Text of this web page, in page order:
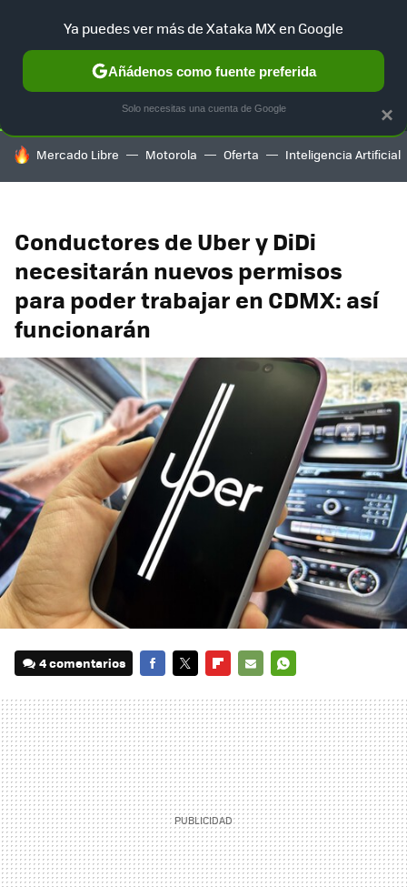
SELECCIÓN GAMING HOME AUTO TERRITORIO
HOY SE HABLA DE
Mercado Libre Motorola Oferta Inteligencia Artificial
Conductores de Uber y DiDi
necesitarán nuevos permisos
para poder trabajar en CDMX: así
funcionarán
4 comentarios
MAIL
×
Ya puedes ver más de Xataka MX en Google
Añádenos como fuente preferida
Solo necesitas una cuenta de Google